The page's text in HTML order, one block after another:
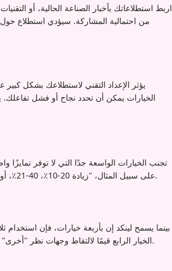
اربط استطلاعاتك بأخبار الصناعة الحالية، أو
من احتمالية المشاركة. سيؤدي استطلاع حول
يؤثر الإعداد التقني لاستطلاعك بشكل
الخيارات يمكن أن تحدد نجاح أو فشل
تجنب الخيارات الواسعة جدًا التي لا توفر
على سبيل المثال، "زيادة 20-10٪، 40-21٪، أو أكثر من 41٪" توفر تمايزًا أوضح يشجع المحترفين على تطبيق خبرتهم عند التصويت.
بينما يسمح لينكد إن بأربعة خيارات، فإن
الخيار الرابع قيمًا لالتقاط وجهات نظر "أخرى" أو خلق خيار "سأقرأ التعليقات" الذي يشجع على مناقشة إضافية في قسم التعليقات.